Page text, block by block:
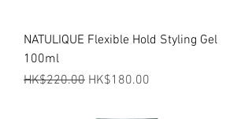
NATULIQUE Flexible Hold Styling Gel
100ml
一般價格
HK$220.00 促銷價格
HK$180.00